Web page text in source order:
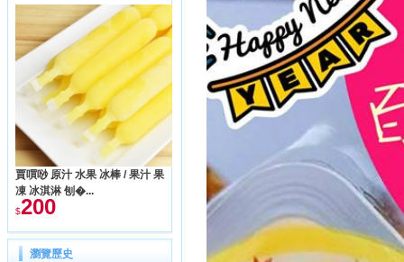
賈嘪唦 原汁 水果 冰棒 / 果汁 果
凍 冰淇淋 刨�...
$200
瀏覽歷史